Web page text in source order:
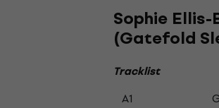
Sophie
(Gatefold
Tracklist
A1